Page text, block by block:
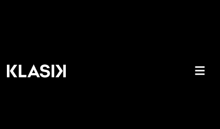
Premijere na KLASIKU u februaru
donose duhovite i istinite priče o